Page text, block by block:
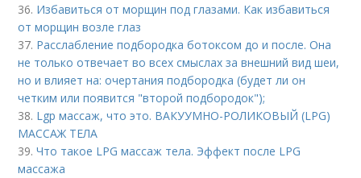
36. Избавиться от морщин под глазами. Как избавиться
от морщин возле глаз
37. Расслабление подбородка ботоксом до и после. Она
не только отвечает во всех смыслах за внешний вид шеи,
но и влияет на: очертания подбородка (будет ли он
четким или появится "второй подбородок");
38. Lgp массаж, что это. ВАКУУМНО-РОЛИКОВЫЙ (LPG)
МАССАЖ ТЕЛА
39.Что такое LPG массаж тела. Эффект после LPG
массажа